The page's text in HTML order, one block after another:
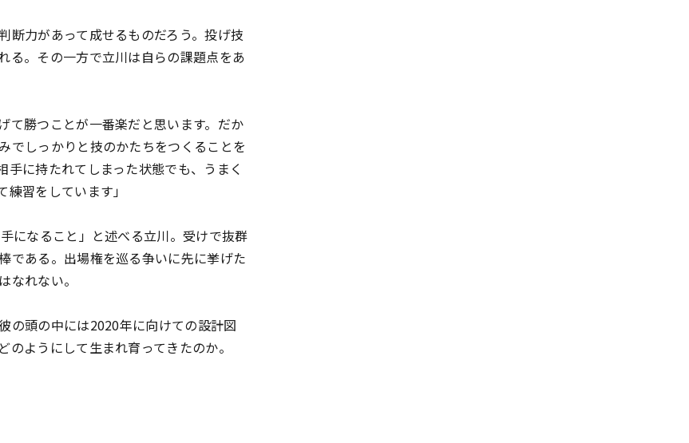
力があって成せるものだろう。投げ技
る。その一方で立川は自らの課題点をあ
て勝つことが一番楽だと思います。だか
でしっかりと技のかたちをつくることを
に持たれてしまった状態でも、うまく
習をしています」
になること」と述べる立川。受けで抜群
である。出場権を巡る争いに先に挙げた
なれない。
の頭の中には2020年に向けての設計図
ようにして生まれ育ってきたのか――。